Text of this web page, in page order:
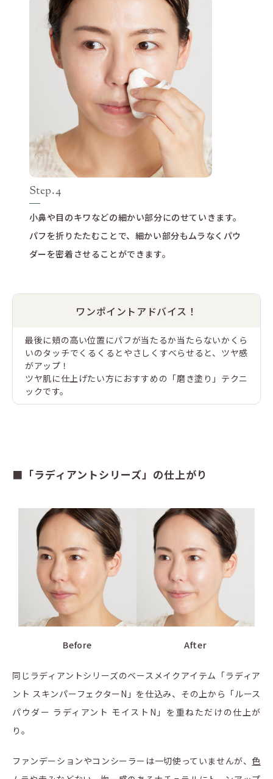
Step.4
小鼻や目のキワなどの細かい部分にのせていきます。
パフを折りたたむことで、細かい部分もムラなくパウ
ダーを密着させることができます。
ワンポイントアドバイス！
最後に頬の高い位置にパフが当たるか当たらないかくら
いのタッチでくるくるとやさしくすべらせると、ツヤ感
がアップ！
ツヤ肌に仕上げたい方におすすめの「磨き塗り」テクニ
ックです。
■「ラディアントシリーズ」の仕上がり
Before After
同じラディアントシリーズのベースメイクアイテム「ラディア
ント スキンパーフェクターN」を仕込み、その上から「ルース
パウダー ラディアント モイストN」を重ねただけの仕上が
り。
ファンデーションやコンシーラーは一切使っていませんが、 色